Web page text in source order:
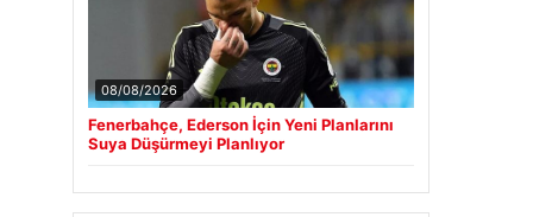
08/08/2026
Fenerbahçe, Ederson İçin Yeni Planlarını
Suya Düşürmeyi Planlıyor